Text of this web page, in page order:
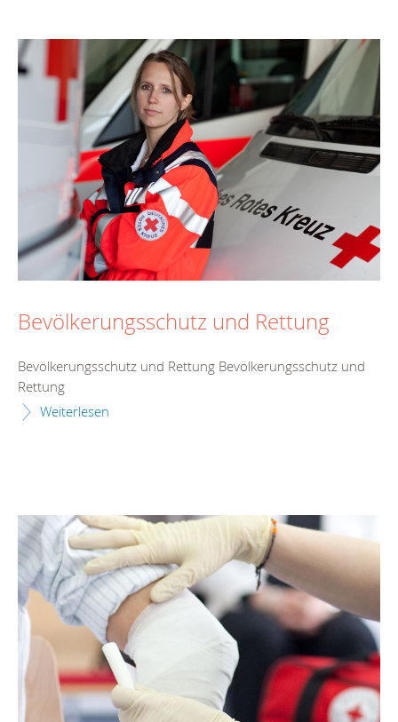
Bevölkerungsschutz und Rettung
Bevölkerungsschutz und Rettung Bevölkerungsschutz und
Rettung
Weiterlesen